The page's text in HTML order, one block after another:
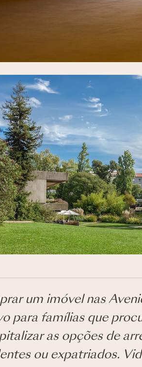
um imóvel nas
para famílias que
as opções de
ou expatriados.